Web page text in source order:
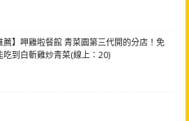
薦】呷雞啦餐館 青菜園第三代開的分店！免
吃到白斬雞炒青菜(線上：20)